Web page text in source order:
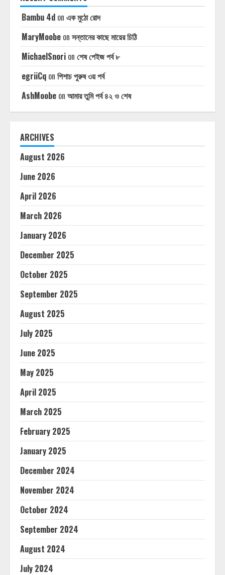
Bambu 4d on এক মুঠো রোদ
MaryMoobe on সন্তানের কাছে মায়ের চিঠি
MichaelSnori on শেষ পেইজ পর্ব ৮
egriiCq on পিশাচ পুরুষ ৩য় পর্ব
AshMoobe on আমার তুমি পর্ব ৪২ ও শেষ
ARCHIVES
August 2026
June 2026
April 2026
March 2026
January 2026
December 2025
October 2025
September 2025
August 2025
July 2025
June 2025
May 2025
April 2025
March 2025
February 2025
January 2025
December 2024
November 2024
October 2024
September 2024
August 2024
July 2024